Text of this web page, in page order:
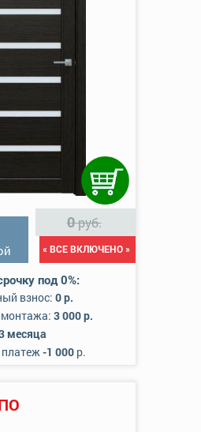
0руб.
« ВСЕ ВКЛЮЧЕНО »
под 0%:
взнос: 0 р.
3 000 р.
месяца
-1 000р.